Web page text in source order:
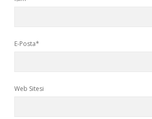
E-Posta*
Web Sitesi